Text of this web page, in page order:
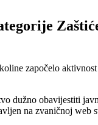
započelo
dužno obavijestiti
na zvaničnoj